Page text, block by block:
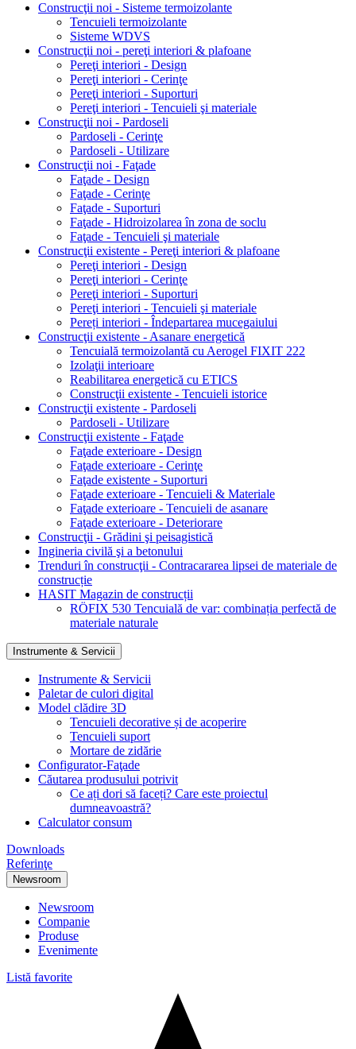
Construcţii noi - Sisteme termoizolante
Tencuieli termoizolante
Sisteme WDVS
Construcţii noi - pereţi interiori & plafoane
Pereţi interiori - Design
Pereţi interiori - Cerinţe
Pereţi interiori - Suporturi
Pereţi interiori - Tencuieli şi materiale
Construcţii noi - Pardoseli
Pardoseli - Cerinţe
Pardoseli - Utilizare
Construcţii noi - Faţade
Faţade - Design
Faţade - Cerinţe
Faţade - Suporturi
Faţade - Hidroizolarea în zona de soclu
Faţade - Tencuieli şi materiale
Construcţii existente - Pereţi interiori & plafoane
Pereţi interiori - Design
Pereţi interiori - Cerinţe
Pereţi interiori - Suporturi
Pereţi interiori - Tencuieli şi materiale
Pereți interiori - Îndepartarea mucegaiului
Construcţii existente - Asanare energetică
Tencuială termoizolantă cu Aerogel FIXIT 222
Izolaţii interioare
Reabilitarea energetică cu ETICS
Construcţii existente - Tencuieli istorice
Construcţii existente - Pardoseli
Pardoseli - Utilizare
Construcţii existente - Faţade
Faţade exterioare - Design
Faţade exterioare - Cerinţe
Faţade existente - Suporturi
Faţade exterioare - Tencuieli & Materiale
Faţade exterioare - Tencuieli de asanare
Faţade exterioare - Deteriorare
Construcţii - Grădini şi peisagistică
Ingineria civilă şi a betonului
Trenduri în construcţii - Contracararea lipsei de materiale de
construcție
HASIT Magazin de construcții
RÖFIX 530 Tencuială de var: combinația perfectă de
materiale naturale
Instrumente & Servicii
Instrumente & Servicii
Paletar de culori digital
Model clădire 3D
Tencuieli decorative și de acoperire
Tencuieli suport
Mortare de zidărie
Configurator-Faţade
Căutarea produsului potrivit
Ce ați dori să faceți? Care este proiectul
dumneavoastră?
Calculator consum
Downloads
Referinţe
Newsroom
Newsroom
Companie
Produse
Evenimente
Listă favorite